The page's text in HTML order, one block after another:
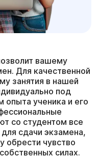
вашему
Для качественной
занятия в нашей
под
ученика и его
со студентом все
сдачи экзамена,
обрести чувство
силах.